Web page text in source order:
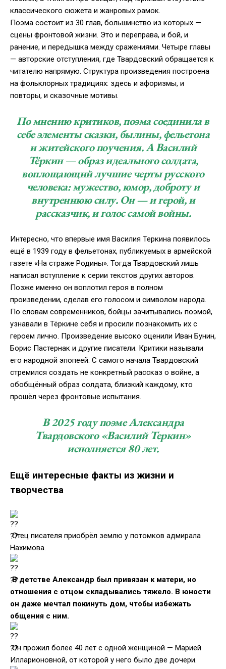
классического сюжета и жанровых рамок.
Поэма состоит из 30 глав, большинство из которых —
сцены фронтовой жизни. Это и переправа, и бой, и
ранение, и передышка между сражениями. Четыре главы
— авторские отступления, где Твардовский обращается к
читателю напрямую. Структура произведения построена
на фольклорных традициях: здесь и афоризмы, и
повторы, и сказочные мотивы.
По мнению критиков, поэма соединила в
себе элементы сказки, былины, фельетона
и житейского поучения. А Василий
Тёркин — образ идеального солдата,
воплощающий лучшие черты русского
человека: мужество, юмор, доброту и
внутреннюю силу. Он — и герой, и
рассказчик, и голос самой войны.
Интересно, что впервые имя Василия Теркина появилось
ещё в 1939 году в фельетонах, публикуемых в армейской
газете «На страже Родины». Тогда Твардовский лишь
написал вступление к серии текстов других авторов.
Позже именно он воплотил героя в полном
произведении, сделав его голосом и символом народа.
По словам современников, бойцы зачитывались поэмой,
узнавали в Тёркине себя и просили познакомить их с
героем лично. Произведение высоко оценили Иван Бунин,
Борис Пастернак и другие писатели. Критики называли
его народной эпопеей. С самого начала Твардовский
стремился создать не конкретный рассказ о войне, а
обобщённый образ солдата, близкий каждому, кто
прошёл через фронтовые испытания.
В 2025 году поэме Александра
Твардовского «Василий Теркин»
исполняется 80 лет.
Ещё интересные факты из жизни и
творчества
Отец писателя приобрёл землю у потомков адмирала
Нахимова.
В детстве Александр был привязан к матери, но
отношения с отцом складывались тяжело. В юности
он даже мечтал покинуть дом, чтобы избежать
общения с ним.
Он прожил более 40 лет с одной женщиной — Марией
Илларионовной, от которой у него было две дочери.